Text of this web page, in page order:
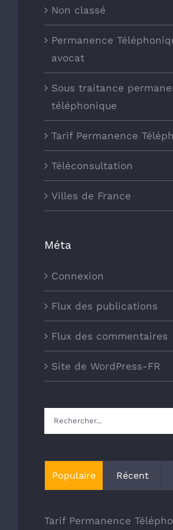
Non classé
Permanence
avocat
Sous traitance
téléphonique
Tarif Permanence
Téléconsultation
Villes de France
Méta
Connexion
Flux des publications
Flux des commentaires
Site de WordPress-FR
Rechercher:
Populaire Récent
Tarif Permanence